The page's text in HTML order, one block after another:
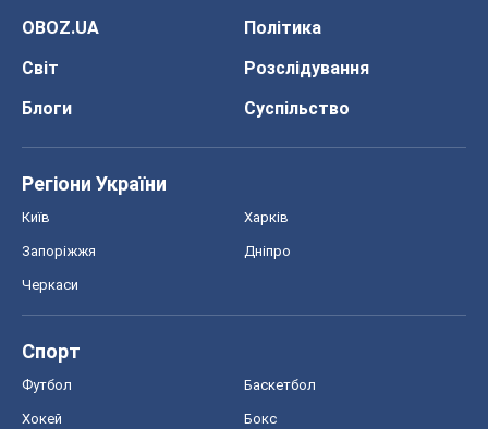
OBOZ.UA
Політика
Світ
Розслідування
Блоги
Суспільство
Регіони України
Київ Харків
Запоріжжя Дніпро
Черкаси
Спорт
Футбол Баскетбол
Хокей Бокс